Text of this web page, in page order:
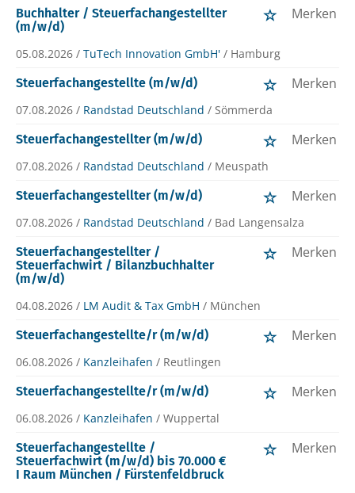
Buchhalter / Steuerfachangestellter
(m/w/d)
Merken
05.08.2026 / TuTech Innovation GmbH' / Hamburg
Steuerfachangestellte (m/w/d)
Merken
07.08.2026 / Randstad Deutschland / Sömmerda
Steuerfachangestellter (m/w/d)
Merken
07.08.2026 / Randstad Deutschland / Meuspath
Steuerfachangestellter (m/w/d)
Merken
07.08.2026 / Randstad Deutschland / Bad Langensalza
Steuerfachangestellter /
Steuerfachwirt / Bilanzbuchhalter
(m/w/d)
Merken
04.08.2026 / LM Audit & Tax GmbH / München
Steuerfachangestellte/r (m/w/d)
Merken
06.08.2026 / Kanzleihafen / Reutlingen
Steuerfachangestellte/r (m/w/d)
Merken
06.08.2026 / Kanzleihafen / Wuppertal
Steuerfachangestellte /
Steuerfachwirt (m/w/d) bis 70.000 €
I Raum München / Fürstenfeldbruck
Merken